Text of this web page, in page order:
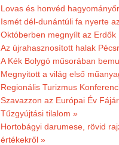
Lovas és honvéd
Ismét dél-dunántúli fa nyerte
Októberben megnyílt az
Az újrahasznosított halak
A Kék Bolygó műsorában
Megnyitott a világ első
Regionális Turizmus
Szavazzon az Európai Év
Tűzgyújtási tilalom »
Hortobágyi darumese, rövid
értékekről »